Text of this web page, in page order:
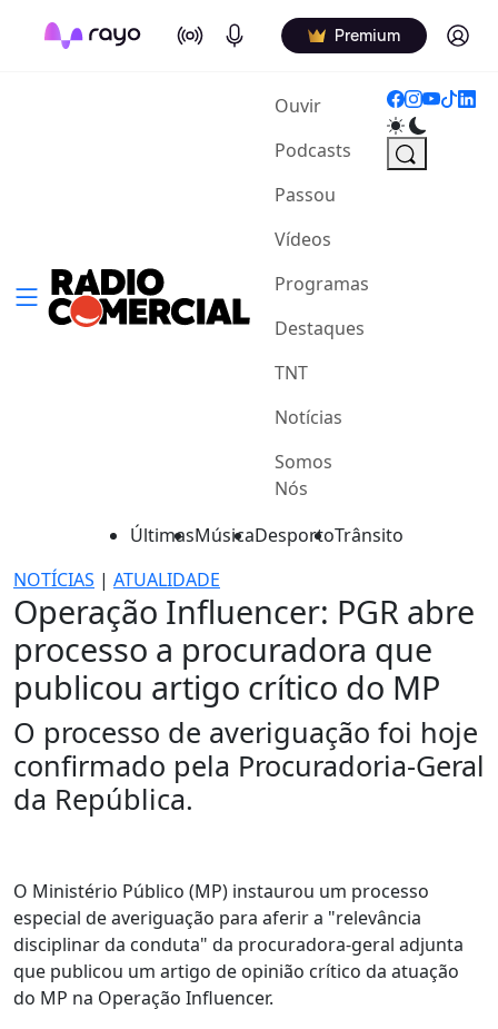
On Air Podcasts Premium Log in
Ouvir(current)
Podcasts
Passou
Vídeos
Programas
Destaques
TNT
Notícias
Somos
Nós
ÚltimasMúsicaDesportoTrânsito
NOTÍCIAS | ATUALIDADE
Operação Influencer: PGR abre
processo a procuradora que
publicou artigo crítico do MP
O processo de averiguação foi hoje
confirmado pela Procuradoria-Geral
da República.
O Ministério Público (MP) instaurou um processo
especial de averiguação para aferir a "relevância
disciplinar da conduta" da procuradora-geral adjunta
que publicou um artigo de opinião crítico da atuação
do MP na Operação Influencer.